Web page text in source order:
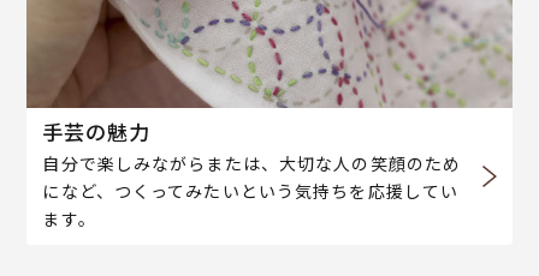
手芸の魅力
自分で楽しみながらまたは、大切な人の笑顔のため
になど、つくってみたいという気持ちを応援してい
ます。